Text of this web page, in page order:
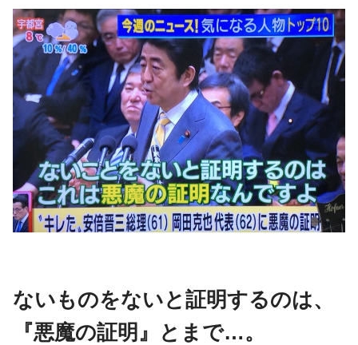
ないものをないと証明するのは、
『悪魔の証明』とまで…。